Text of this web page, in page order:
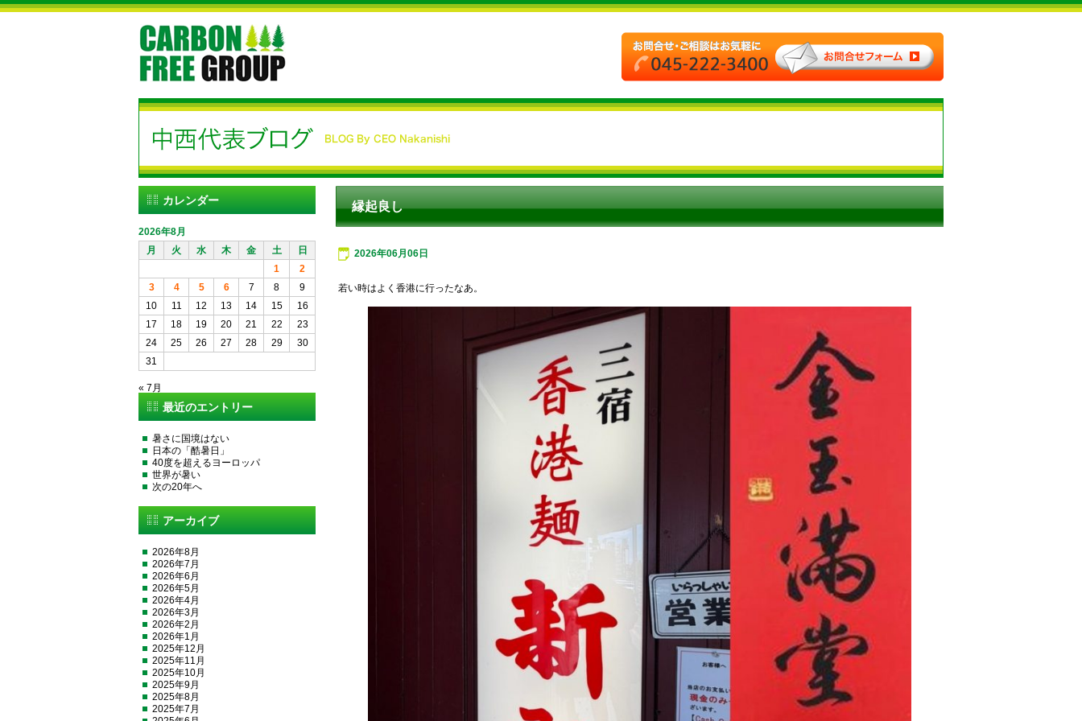
縁起良し
2026年06月06日
若い時はよく香港に行ったなあ。
カレンダー
2026年8月
月
火 水 木 金 土
日
1
2
3
4 5 6 7 8
9
10
11 12 13 14 15
16
17
18 19 20 21 22
23
24
25 26 27 28 29
30
31
« 7月
最近のエントリー
暑さに国境はない
日本の「酷暑日」
40度を超えるヨーロッパ
世界が暑い
次の20年へ
アーカイブ
2026年8月
2026年7月
2026年6月
2026年5月
2026年4月
2026年3月
2026年2月
2026年1月
2025年12月
2025年11月
2025年10月
2025年9月
2025年8月
2025年7月